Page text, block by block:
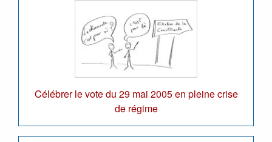
Célébrer le vote du 29 mai 2005 en pleine crise
de régime